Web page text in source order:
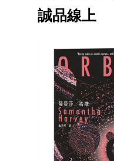
誠品線上